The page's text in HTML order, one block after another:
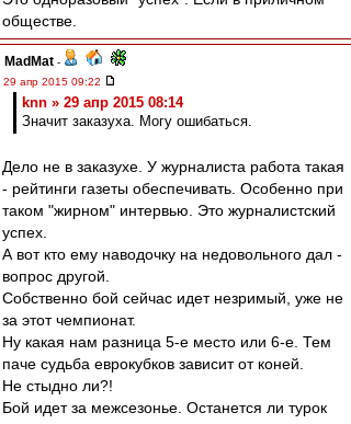
обществе.
MadMat -
29 апр 2015 09:22
knn » 29 апр 2015 08:14
Значит заказуха. Могу ошибаться.
Дело не в заказухе. У журналиста работа такая
- рейтинги газеты обеспечивать. Особенно при
таком "жирном" интервью. Это журналистский
успех.
А вот кто ему наводочку на недовольного дал -
вопрос другой.
Собственно бой сейчас идет незримый, уже не
за этот чемпионат.
Ну какая нам разница 5-е место или 6-е. Тем
паче судьба еврокубков зависит от коней.
Не стыдно ли?!
Бой идет за межсезонье. Останется ли турок